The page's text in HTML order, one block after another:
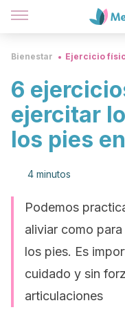
Bienestar Ejercicio
6
ejercitar
los pies
4 minutos
Podemos
aliviar como
los pies. Es
cuidado y sin
articulaciones